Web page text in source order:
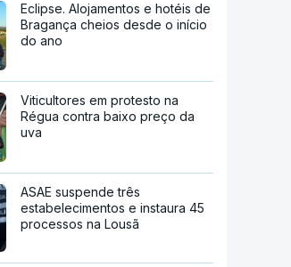
Eclipse. Alojamentos e hotéis de
Bragança cheios desde o início
do ano
Viticultores em protesto na
Régua contra baixo preço da
uva
ASAE suspende três
estabelecimentos e instaura 45
processos na Lousã